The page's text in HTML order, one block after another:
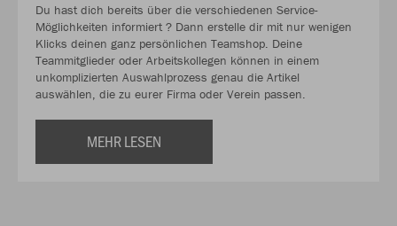
Du hast dich bereits über die verschiedenen Service-
Möglichkeiten informiert ? Dann erstelle dir mit nur wenigen
Klicks deinen ganz persönlichen Teamshop. Deine
Teammitglieder oder Arbeitskollegen können in einem
unkomplizierten Auswahlprozess genau die Artikel
auswählen, die zu eurer Firma oder Verein passen.
MEHR LESEN